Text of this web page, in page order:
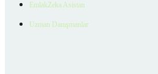
EmlakZeka Asistan
Uzman Danışmanlar